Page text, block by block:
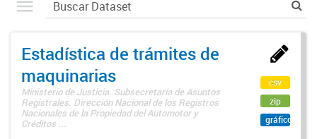
Estadística de trámites de
maquinarias
Ministerio de Justicia. Subsecretaría de Asuntos
Registrales. Dirección Nacional de los Registros
Nacionales de la Propiedad del Automotor y
Créditos ...
csv
zip
gráfico